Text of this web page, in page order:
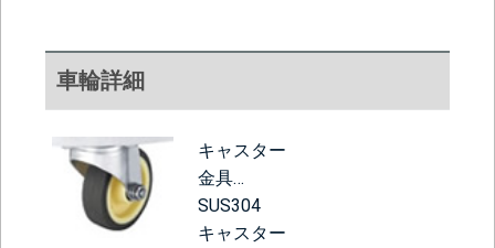
車輪詳細
キャスター
金具…
SUS304
キャスター